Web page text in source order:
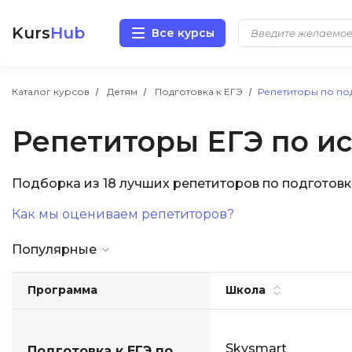
KursHub Все курсы
Каталог курсов Детям Подготовка к ЕГЭ Репетиторы по
Репетиторы ЕГЭ по
Подборка из 18 лучших репетиторов по
Как мы оцениваем репетиторов?
Популярные
Программа Школа
Skysmart
Разработка
Маркетинг
Аналитика
Иностранные языки